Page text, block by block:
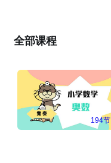
全部课程
194节